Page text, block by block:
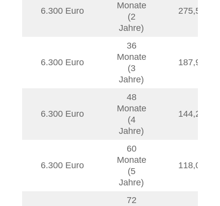
6.300 Euro
Monate
(2
Jahre)
275,56
6.300 Euro
36
Monate
(3
Jahre)
187,99
6.300 Euro
48
Monate
(4
Jahre)
144,25
6.300 Euro
60
Monate
(5
Jahre)
118,05
72